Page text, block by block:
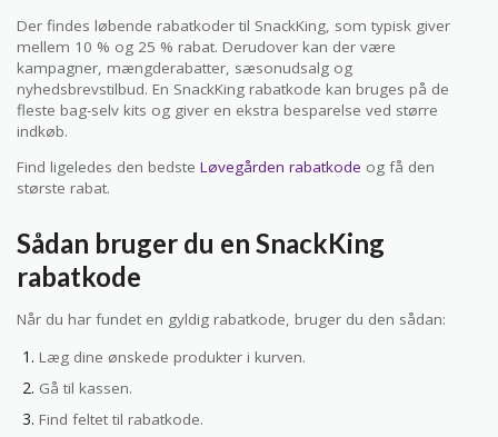
Der findes løbende rabatkoder til SnackKing, som typisk giver
mellem 10 % og 25 % rabat. Derudover kan der være
kampagner, mængderabatter, sæsonudsalg og
nyhedsbrevstilbud. En SnackKing rabatkode kan bruges på de
fleste bag-selv kits og giver en ekstra besparelse ved større
indkøb.
Find ligeledes den bedste Løvegården rabatkode og få den
største rabat.
Sådan bruger du en SnackKing
rabatkode
Når du har fundet en gyldig rabatkode, bruger du den sådan:
Læg dine ønskede produkter i kurven.
Gå til kassen.
Find feltet til rabatkode.